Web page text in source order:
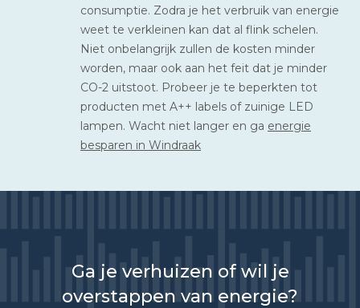
consumptie. Zodra je het verbruik van energie
weet te verkleinen kan dat al flink schelen.
Niet onbelangrijk zullen de kosten minder
worden, maar ook aan het feit dat je minder
CO-2 uitstoot. Probeer je te beperkten tot
producten met A++ labels of zuinige LED
lampen. Wacht niet langer en ga energie
besparen in Windraak
Ga je verhuizen of wil je
overstappen van energie?